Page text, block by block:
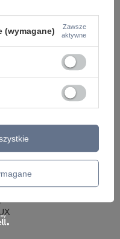
- WISZĄCE
SUFITOWE
(wymagane)
Zawsze
aktywne